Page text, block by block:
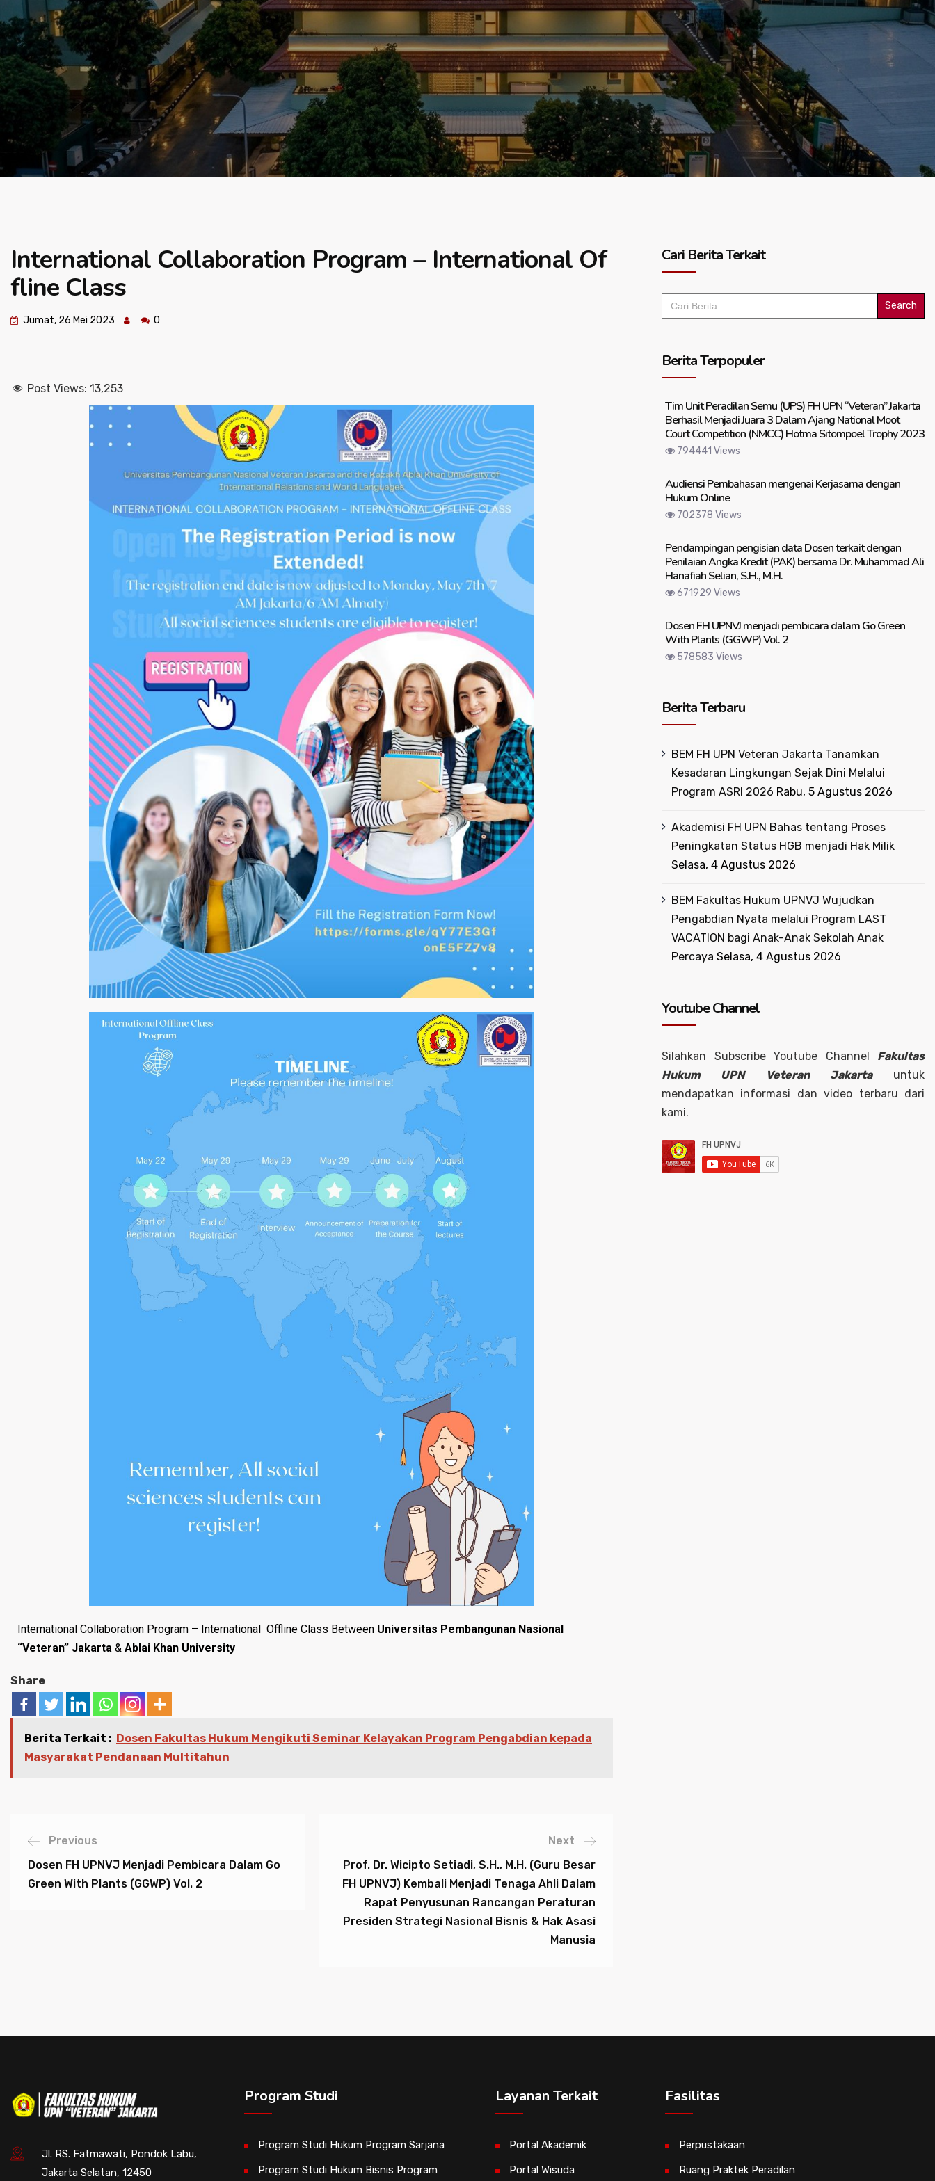
International Collaboration Program – International Of
fline Class
Jumat, 26 Mei 2023 0
Post Views: 13,253
International Collaboration Program – International Offline Class Between Universitas Pembangunan Nasional
“Veteran” Jakarta & Ablai Khan University
Share
Berita Terkait : Dosen Fakultas Hukum Mengikuti Seminar Kelayakan Program Pengabdian kepada
Masyarakat Pendanaan Multitahun
Previous
Dosen FH UPNVJ Menjadi Pembicara Dalam Go
Green With Plants (GGWP) Vol. 2
Next
Prof. Dr. Wicipto Setiadi, S.H., M.H. (Guru Besar
FH UPNVJ) Kembali Menjadi Tenaga Ahli Dalam
Rapat Penyusunan Rancangan Peraturan
Presiden Strategi Nasional Bisnis & Hak Asasi
Manusia
Cari Berita Terkait
Search
for:
Berita Terpopuler
Tim Unit Peradilan Semu (UPS) FH UPN “Veteran” Jakarta
Berhasil Menjadi Juara 3 Dalam Ajang National Moot
Court Competition (NMCC) Hotma Sitompoel Trophy 2023
794441 Views
Audiensi Pembahasan mengenai Kerjasama dengan
Hukum Online
702378 Views
Pendampingan pengisian data Dosen terkait dengan
Penilaian Angka Kredit (PAK) bersama Dr. Muhammad Ali
Hanafiah Selian, S.H., M.H.
671929 Views
Dosen FH UPNVJ menjadi pembicara dalam Go Green
With Plants (GGWP) Vol. 2
578583 Views
Berita Terbaru
BEM FH UPN Veteran Jakarta Tanamkan
Kesadaran Lingkungan Sejak Dini Melalui
Program ASRI 2026 Rabu, 5 Agustus 2026
Akademisi FH UPN Bahas tentang Proses
Peningkatan Status HGB menjadi Hak Milik
Selasa, 4 Agustus 2026
BEM Fakultas Hukum UPNVJ Wujudkan
Pengabdian Nyata melalui Program LAST
VACATION bagi Anak-Anak Sekolah Anak
Percaya Selasa, 4 Agustus 2026
Youtube Channel
Silahkan Subscribe Youtube Channel Fakultas
Hukum UPN Veteran Jakartauntuk
mendapatkan informasi dan video terbaru dari
kami.
Jl. RS. Fatmawati, Pondok Labu,
Jakarta Selatan, 12450
Program Studi
Program Studi Hukum Program Sarjana
Program Studi Hukum Bisnis Program
Layanan Terkait
Portal Akademik
Portal Wisuda
Fasilitas
Perpustakaan
Ruang Praktek Peradilan